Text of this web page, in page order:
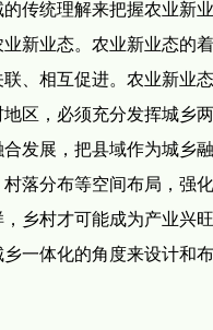
传统理解来把握农业新
新业态。农业新业态的
、相互促进。农业新业
区，必须充分发挥城乡
发展，把县域作为城乡
落分布等空间布局，强
乡村才可能成为产业兴
一体化的角度来设计和